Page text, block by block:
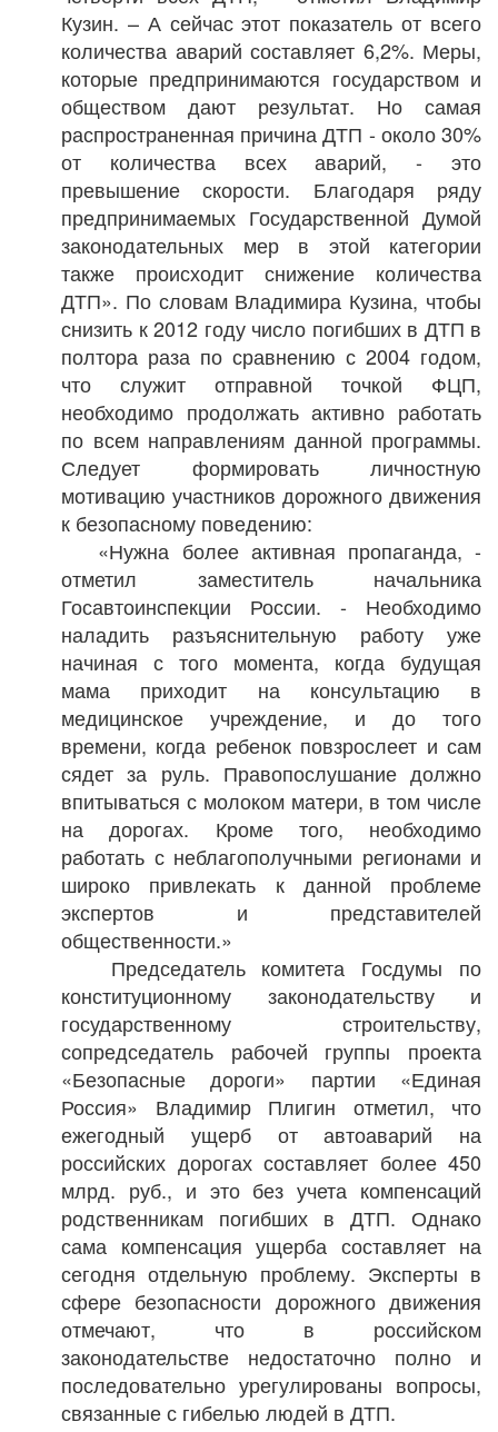
Кузин. – А сейчас этот показатель от всего
количества аварий составляет 6,2%. Меры,
которые предпринимаются государством и
обществом дают результат. Но самая
распространенная причина ДТП - около 30%
от количества всех аварий, - это
превышение скорости. Благодаря ряду
предпринимаемых Государственной Думой
законодательных мер в этой категории
также происходит снижение количества
ДТП». По словам Владимира Кузина, чтобы
снизить к 2012 году число погибших в ДТП в
полтора раза по сравнению с 2004 годом,
что служит отправной точкой ФЦП,
необходимо продолжать активно работать
по всем направлениям данной программы.
Следует формировать личностную
мотивацию участников дорожного движения
к безопасному поведению:
«Нужна более активная пропаганда, -
отметил заместитель начальника
Госавтоинспекции России. - Необходимо
наладить разъяснительную работу уже
начиная с того момента, когда будущая
мама приходит на консультацию в
медицинское учреждение, и до того
времени, когда ребенок повзрослеет и сам
сядет за руль. Правопослушание должно
впитываться с молоком матери, в том числе
на дорогах. Кроме того, необходимо
работать с неблагополучными регионами и
широко привлекать к данной проблеме
экспертов и представителей
общественности.»
Председатель комитета Госдумы по
конституционному законодательству и
государственному строительству,
сопредседатель рабочей группы проекта
«Безопасные дороги» партии «Единая
Россия» Владимир Плигин отметил, что
ежегодный ущерб от автоаварий на
российских дорогах составляет более 450
млрд. руб., и это без учета компенсаций
родственникам погибших в ДТП. Однако
сама компенсация ущерба составляет на
сегодня отдельную проблему. Эксперты в
сфере безопасности дорожного движения
отмечают, что в российском
законодательстве недостаточно полно и
последовательно урегулированы вопросы,
связанные с гибелью людей в ДТП.